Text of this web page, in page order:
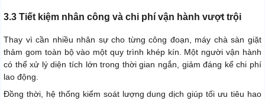
3.3 Tiết kiệm nhân công và chi phí vận hành vượt trội
Thay vì cần nhiều nhân sự cho từng công đoạn, máy chà sàn giặt
thảm gom toàn bộ vào một quy trình khép kín. Một người vận hành
có thể xử lý diện tích lớn trong thời gian ngắn, giảm đáng kể chi phí
lao động.
Đồng thời, hệ thống kiểm soát lượng dung dịch giúp tối ưu tiêu hao